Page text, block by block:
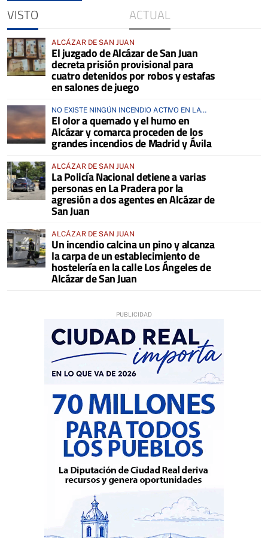
VISTO ACTUAL
ALCÁZAR DE SAN JUAN
El juzgado de Alcázar de San Juan
decreta prisión provisional para
cuatro detenidos por robos y estafas
en salones de juego
NO EXISTE NINGÚN INCENDIO ACTIVO EN LA
COMARCA
El olor a quemado y el humo en
Alcázar y comarca proceden de los
grandes incendios de Madrid y Ávila
ALCÁZAR DE SAN JUAN
La Policía Nacional detiene a varias
personas en La Pradera por la
agresión a dos agentes en Alcázar de
San Juan
ALCÁZAR DE SAN JUAN
Un incendio calcina un pino y alcanza
la carpa de un establecimiento de
hostelería en la calle Los Ángeles de
Alcázar de San Juan